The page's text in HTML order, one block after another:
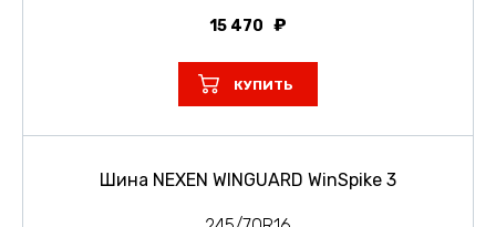
15 470
КУПИТЬ
Шина NEXEN WINGUARD WinSpike 3